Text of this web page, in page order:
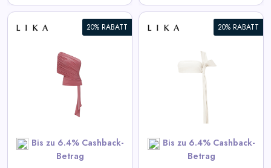
20% RABATT
Bis zu 6.4% Cashback-
Betrag
20% RABATT
Bis zu 6.4% Cashback-
Betrag
Weißes Lederoberteil
View All LIKA Deals